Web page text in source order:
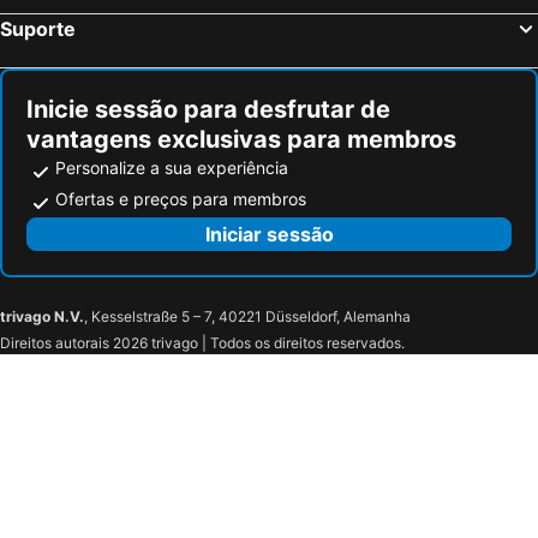
Suporte
Inicie sessão para desfrutar de
vantagens exclusivas para membros
Personalize a sua experiência
Ofertas e preços para membros
Iniciar sessão
trivago N.V., Kesselstraße 5 – 7, 40221 Düsseldorf, Alemanha
Direitos autorais 2026 trivago | Todos os direitos reservados.